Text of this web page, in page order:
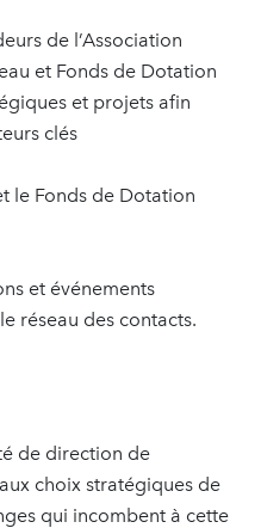
de l’Association
et Fonds de Dotation
et projets afin
clés
le Fonds de Dotation
et événements
réseau des contacts.
de direction de
choix stratégiques de
qui incombent à cette